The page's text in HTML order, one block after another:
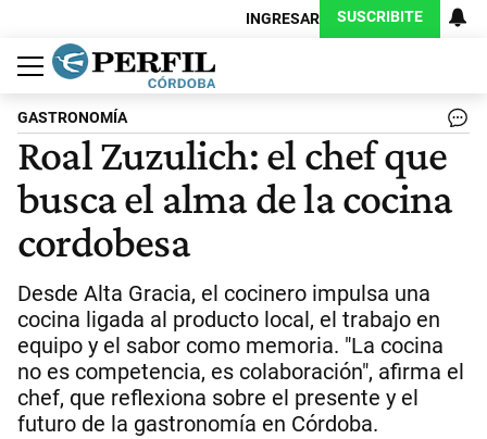
INGRESAR SUSCRIBITE
Política
Economía
Judiciales
Sociedad
Cultura
Espectáculos
Deportes
Protagonistas
GASTRONOMÍA
Roal Zuzulich: el chef que
busca el alma de la cocina
cordobesa
Desde Alta Gracia, el cocinero impulsa una
cocina ligada al producto local, el trabajo en
equipo y el sabor como memoria. "La cocina
no es competencia, es colaboración", afirma el
chef, que reflexiona sobre el presente y el
futuro de la gastronomía en Córdoba.